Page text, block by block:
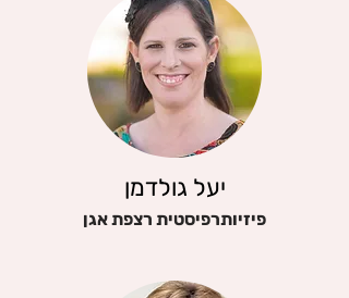
יעל גולדמן
פיזיותרפיסטית רצפת אגן